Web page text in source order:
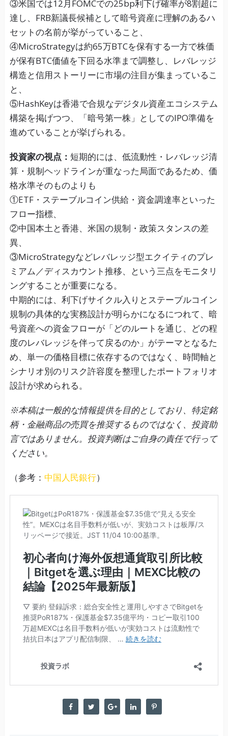
③米国では12月FOMCでの25bp利下げ確率が8割超に
達し、FRB新議長候補として暗号資産に理解のあるハ
セットの名前が挙がっていること、
④MicroStrategyは約65万BTCを保有する一方で株価
が保有BTC価値を下回る水準まで調整し、レバレッジ
構造と信用ストーリーに市場の注目が集まっているこ
と、
⑤HashKeyは香港で合規なデジタル資産エコシステム
構築を掲げつつ、「暗号第一株」としてのIPO準備を
進めていることが挙げられる。
投資家の視点： 短期的には、低流動性・レバレッジ清
算・規制ヘッドラインが重なった局面であるため、価
格水準そのものよりも
①ETF・ステーブルコイン供給・資金調達率といった
フロー指標、
②中国本土と香港、米国の規制・政策スタンスの差
異、
③MicroStrategyなどレバレッジ型エクイティのプレ
ミアム／ディスカウント推移、という三点をモニタリ
ングすることが重要になる。
中期的には、利下げサイクル入りとステーブルコイン
規制の具体的な実務設計が明らかになるにつれて、暗
号資産への資金フローが「どのルートを通じ、どの程
度のレバレッジを伴って戻るのか」がテーマとなるた
め、単一の価格目標に依存するのではなく、時間軸と
シナリオ別のリスク許容度を整理したポートフォリオ
設計が求められる。
※本稿は一般的な情報提供を目的としており、特定銘
柄・金融商品の売買を推奨するものではなく、投資助
言ではありません。投資判断はご自身の責任で行って
ください。
（参考： 中国人民銀行）